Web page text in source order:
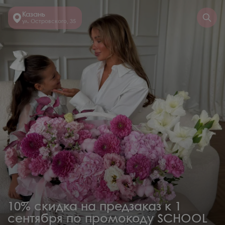
Казань
ул. Островского, 35
10% скидка на предзаказ к 1
сентября по промокоду SCHOOL